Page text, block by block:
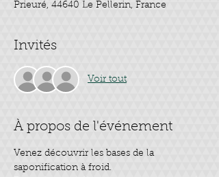
Prieuré, 44640 Le Pellerin, France
Invités
Voir tout
À propos de l'événement
Venez découvrir les bases de la
saponification à froid.